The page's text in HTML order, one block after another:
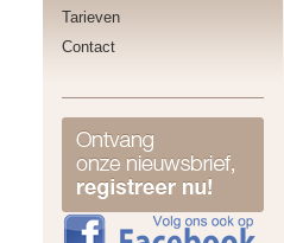
Tarieven
Contact